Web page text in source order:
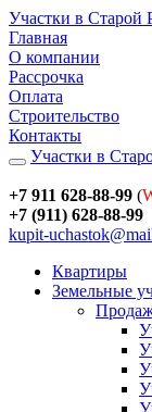
Участки в Старой
Главная
О компании
Рассрочка
Оплата
Строительство
Контакты
Участки в
+7 911 628-88-99 (
+7 (911) 628-88-99
kupit-
Квартиры
Земельные